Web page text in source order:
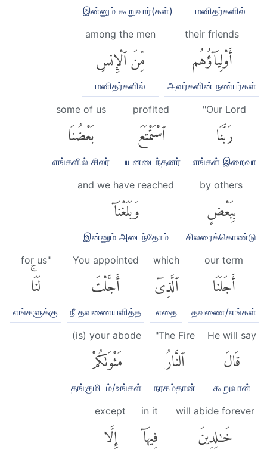
மனிதர்களில்
இன்னும் கூறுவார்(கள்)
their friends
أَوْلِيَآؤُهُم
அவர்களின் நண்பர்கள்
among the men
مِّنَ ٱلْإِنسِ
மனிதர்களில்
"Our Lord
رَبَّنَا
எங்கள் இறைவா
profited
ٱسْتَمْتَعَ
பயனடைந்தனர்
some of us
بَعْضُنَا
எங்களில் சிலர்
by others
بِبَعْضٍ
சிலரைக்கொண்டு
and we have reached
وَبَلَغْنَآ
இன்னும் அடைந்தோம்
our term
أَجَلَنَا
தவணை/எங்கள்
which
ٱلَّذِىٓ
எதை
You appointed
أَجَّلْتَ
நீ தவணையளித்த
for us"
لَنَاۚ
எங்களுக்கு
He will say
قَالَ
கூறுவான்
"The Fire
ٱلنَّارُ
நரகம்தான்
(is) your abode
مَثْوَىٰكُمْ
தங்குமிடம்/உங்கள்
will abide forever
خَٰلِدِينَ
in it
فِيهَآ
except
إِلَّا